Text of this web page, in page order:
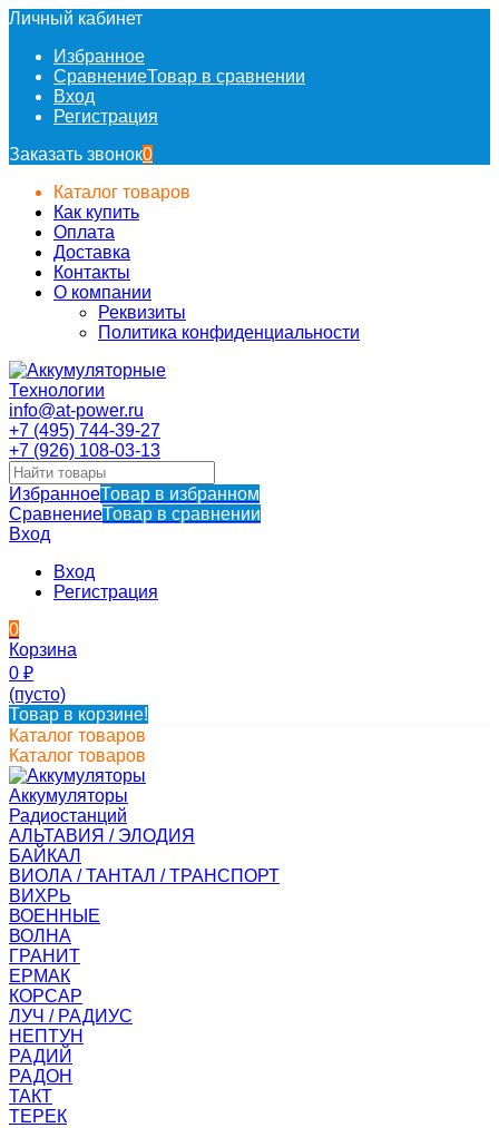
Личный кабинет
Избранное
СравнениеТовар в сравнении
Вход
Регистрация
Заказать звонок0
Каталог товаров
Как купить
Оплата
Доставка
Контакты
О компании
Реквизиты
Политика конфиденциальности
info@at-power.ru
+7 (495) 744-39-27
+7 (926) 108-03-13
ИзбранноеТовар в избранном
СравнениеТовар в сравнении
Вход
Вход
Регистрация
0
Корзина
0 ₽
(пусто)
Товар в корзине!
Каталог товаров
Каталог товаров
Аккумуляторы
Радиостанций
АЛЬТАВИЯ / ЭЛОДИЯ
БАЙКАЛ
ВИОЛА / ТАНТАЛ / ТРАНСПОРТ
ВИХРЬ
ВОЕННЫЕ
ВОЛНА
ГРАНИТ
ЕРМАК
КОРСАР
ЛУЧ / РАДИУС
НЕПТУН
РАДИЙ
РАДОН
ТАКТ
ТЕРЕК